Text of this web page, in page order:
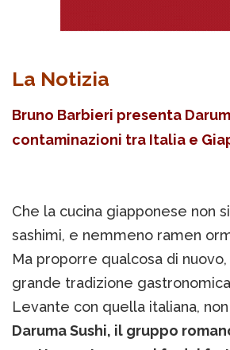
La Notizia
Bruno Barbieri presenta
contaminazioni tra Italia e
Che la cucina giapponese non
sashimi, e nemmeno ramen
Ma proporre qualcosa di
grande tradizione
Levante con quella italiana,
Daruma Sushi, il gruppo